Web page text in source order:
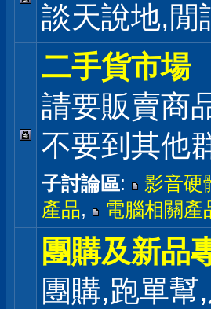
談天說地,閒
二手貨市場
請要販賣商
不要到其他
子討論區: 影音硬
產品, 電腦相關產
團購及新品
團購,跑單